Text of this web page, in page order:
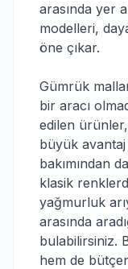
arasında yer
modelleri,
öne çıkar.
Gümrük
bir aracı
edilen
büyük avantaj
bakımından
klasik
yağmurluk
arasında
bulabilirsiniz.
hem de